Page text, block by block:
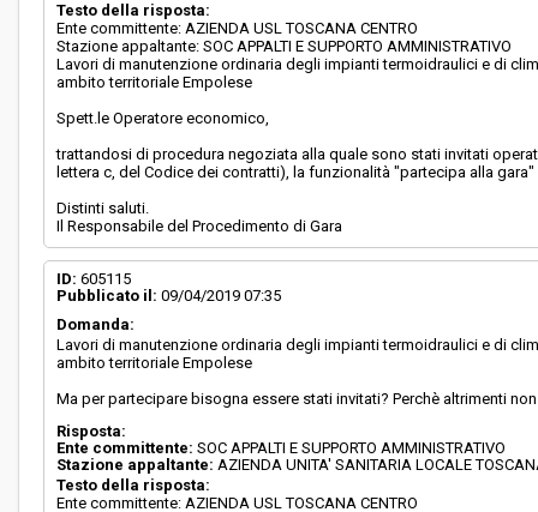
Testo della risposta:
Ente committente: AZIENDA USL TOSCANA CENTRO
Stazione appaltante: SOC APPALTI E SUPPORTO AMMINISTRATIVO
Lavori di manutenzione ordinaria degli impianti termoidraulici e di
ambito territoriale Empolese
Spett.le Operatore economico,
trattandosi di procedura negoziata alla quale sono stati invitati
lettera c, del Codice dei contratti), la funzionalità "partecipa alla
Distinti saluti.
Il Responsabile del Procedimento di Gara
ID: 605115
Pubblicato il: 09/04/2019 07:35
Domanda:
Lavori di manutenzione ordinaria degli impianti termoidraulici e di
ambito territoriale Empolese
Ma per partecipare bisogna essere stati invitati? Perchè altrimenti
Risposta:
Ente committente: SOC APPALTI E SUPPORTO AMMINISTRATIVO
Stazione appaltante: AZIENDA UNITA' SANITARIA LOCALE
Testo della risposta:
Ente committente: AZIENDA USL TOSCANA CENTRO